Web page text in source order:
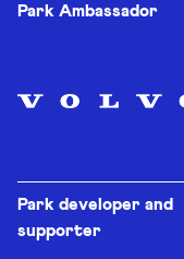
Park Ambassador
Park developer and
supporter